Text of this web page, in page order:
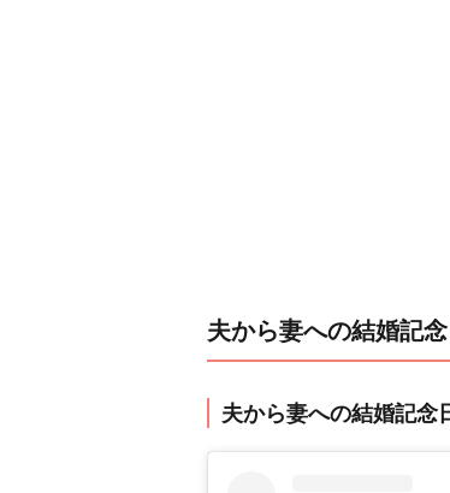
夫から妻への結婚記
夫から妻への結婚記